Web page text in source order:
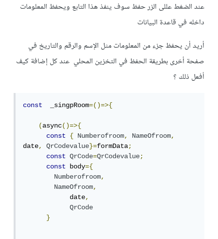
عند الضغط عللى الزر حفظ سوف ينفذ هذا التابع ويحفظ المعلومات
داخله في قاعدة البيانات
أريد أن يحفظ جزء من المعلومات مثل الإسم والرقم والتاريخ في
صفحة أخرى بطريقة الحفظ في التخزين المحلي عند كل إضافة كيف
أفعل ذلك ؟
const
  _singpRoom
=()=>{
(async()=>{
const
{ Numberofroom, NameOfroom,
date, QrCodevalue}=formData;
const
QrCode=QrCodevalue;
const
body={
Numberofroom,
NameOfroom,
            date
,
QrCode
}